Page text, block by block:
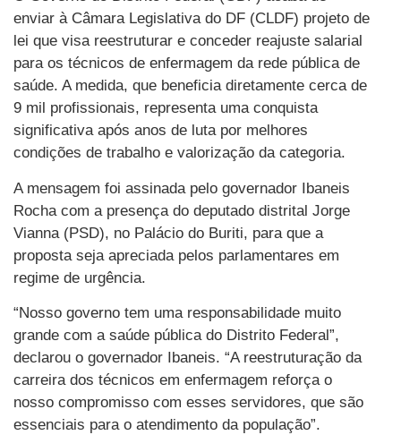
enviar à Câmara Legislativa do DF (CLDF) projeto de
lei que visa reestruturar e conceder reajuste salarial
para os técnicos de enfermagem da rede pública de
saúde. A medida, que beneficia diretamente cerca de
9 mil profissionais, representa uma conquista
significativa após anos de luta por melhores
condições de trabalho e valorização da categoria.
A mensagem foi assinada pelo governador Ibaneis
Rocha com a presença do deputado distrital Jorge
Vianna (PSD), no Palácio do Buriti, para que a
proposta seja apreciada pelos parlamentares em
regime de urgência.
“Nosso governo tem uma responsabilidade muito
grande com a saúde pública do Distrito Federal”,
declarou o governador Ibaneis. “A reestruturação da
carreira dos técnicos em enfermagem reforça o
nosso compromisso com esses servidores, que são
essenciais para o atendimento da população”.